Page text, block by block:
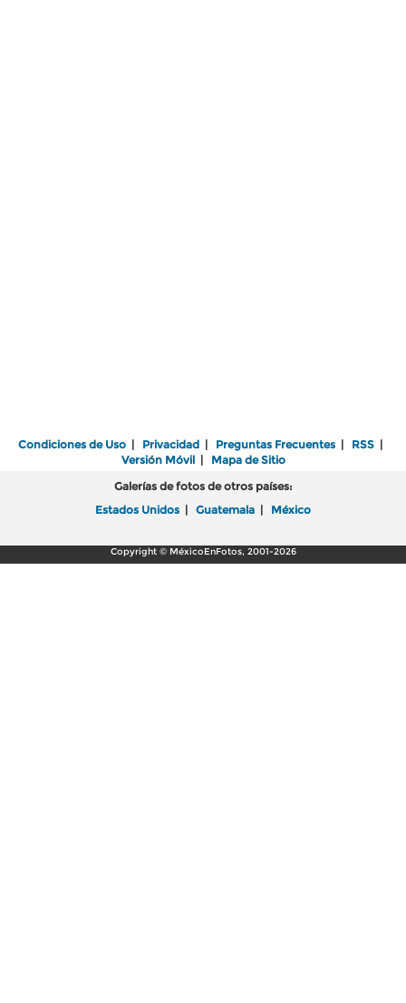
Condiciones de Uso | Privacidad | Preguntas Frecuentes | RSS |
Versión Móvil| Mapa de Sitio
Galerías de fotos de otros países:
Estados Unidos | Guatemala | México
Copyright © MéxicoEnFotos, 2001-2026